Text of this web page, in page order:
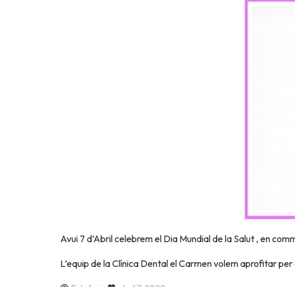
Avui 7 d’Abril celebrem el Dia Mundial de la Salut , en
L’equip de la Clínica Dental el Carmen volem aprofitar